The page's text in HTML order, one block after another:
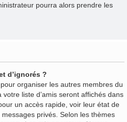
pourra alors prendre les
d’ignorés ?
organiser les autres membres du
liste d’amis seront affichés dans
un accès rapide, voir leur état de
privés. Selon les thèmes